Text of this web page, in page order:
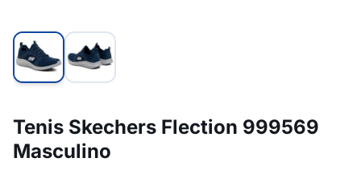
Tenis Skechers Flection 999569
Masculino